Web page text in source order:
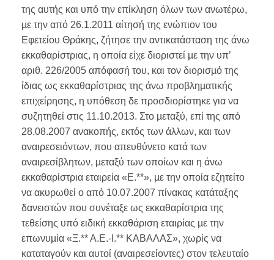
της αυτής και υπό την επίκληση όλων των ανωτέρω,
µε την από 26.1.2011 αίτησή της ενώπιον του
Εφετείου Θράκης, ζήτησε την αντικατάσταση της άνω
εκκαθαρίστριας, η οποία είχε διοριστεί µε την υπ’
αριθ. 226/2005 απόφασή του, και τον διορισµό της
ίδιας ως εκκαθαρίστριας της άνω προβληµατικής
επιχείρησης, η υπόθεση δε προσδιορίστηκε για να
συζητηθεί στις 11.10.2013. Στο µεταξύ, επί της από
28.08.2007 ανακοπής, εκτός των άλλων, και των
αναιρεσειόντων, που απευθύνετο κατά των
αναιρεσίβλητων, µεταξύ των οποίων και η άνω
εκκαθαρίστρια εταιρεία «Ε.**», µε την οποία εζητείτο
να ακυρωθεί ο από 10.07.2007 πίνακας κατάταξης
δανειστών που συνέταξε ως εκκαθαρίστρια της
τεθείσης υπό ειδική εκκαθάριση εταιρίας µε την
επωνυµία «Ξ.** Α.Ε.-Ι.** ΚΑΒΑΛΑΣ», χωρίς να
καταταγούν και αυτοί (αναιρεσείοντες) στον τελευταίο